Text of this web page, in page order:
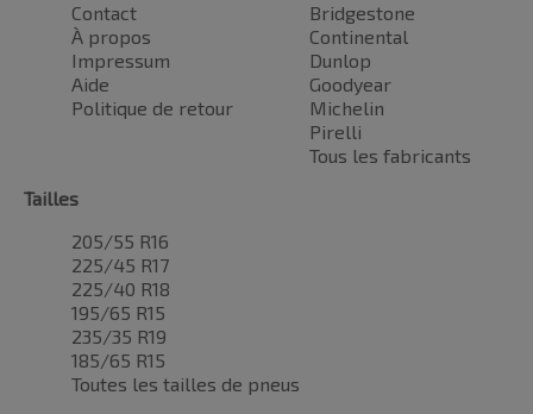
Contact
À propos
Impressum
Aide
Politique de retour
Bridgestone
Continental
Dunlop
Goodyear
Michelin
Pirelli
Tous les fabricants
Tailles
205/55 R16
225/45 R17
225/40 R18
195/65 R15
235/35 R19
185/65 R15
Toutes les tailles de pneus